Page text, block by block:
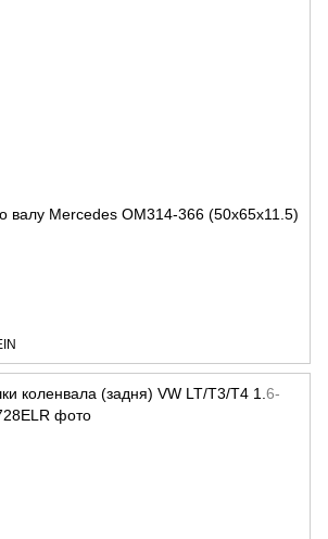
валу Mercedes OM314-366 (50x65x11.5)